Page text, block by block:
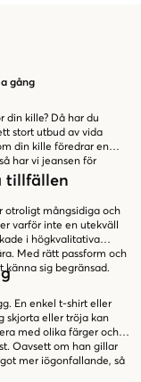
gång
din kille? Då har du
stort utbud av vida
din kille föredrar en
har vi jeansen för
tillfällen
otroligt mångsidiga och
varför inte en utekväll
i högkvalitativa
Med rätt passform och
sig begränsad.
En enkel t-shirt eller
skjorta eller tröja kan
med olika färger och
Oavsett om han gillar
mer iögonfallande, så